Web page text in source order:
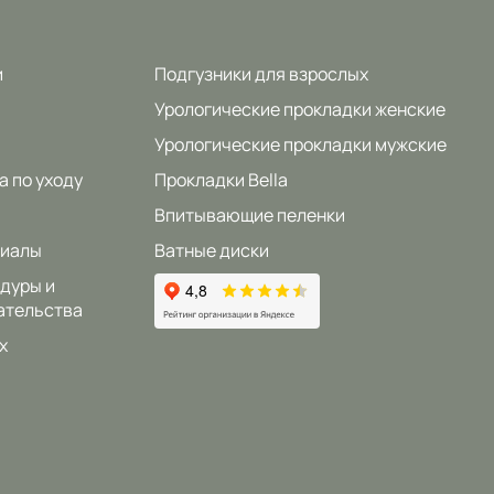
по уходу
и
Подгузники для взрослых
Урологические прокладки женские
Урологические прокладки мужские
Прокладки Bella
Впитывающие пеленки
Ватные диски